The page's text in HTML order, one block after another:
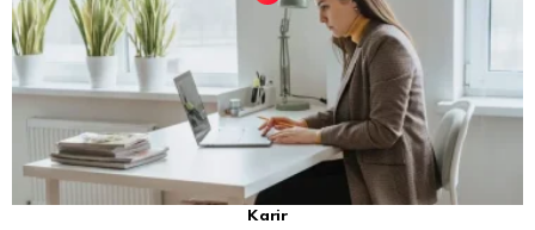
Karir